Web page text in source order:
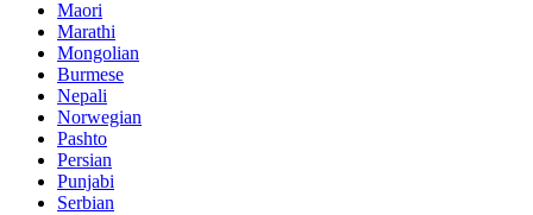
Maori
Marathi
Mongolian
Burmese
Nepali
Norwegian
Pashto
Persian
Punjabi
Serbian